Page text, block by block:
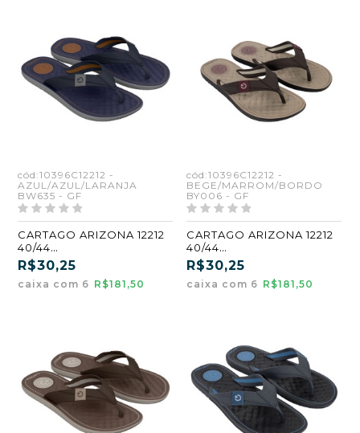
cód:10396C12212 -
AZUL/AZUL/LARANJA
BW635 - GF
CARTAGO ARIZONA 12212
40/44
AZUL/AZUL/LARANJA
(BW635) (GF) (CX6)
R$30,25
caixa com 6 R$181,50
cód:10396C12212 -
BEGE/MARROM/BORDO
BY006 - GF
CARTAGO ARIZONA 12212
40/44
BEGE/MARROM/BORDO
(BY006) (GF) (CX6)
R$30,25
caixa com 6 R$181,50